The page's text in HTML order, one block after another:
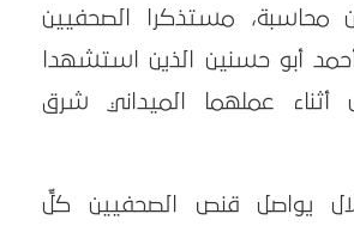
محاسبة، مستذكرا الصحفيين
أبو حسنين الذين استشهدا
أثناء عملهما الميداني شرق
يواصل قنص الصحفيين كلِّ